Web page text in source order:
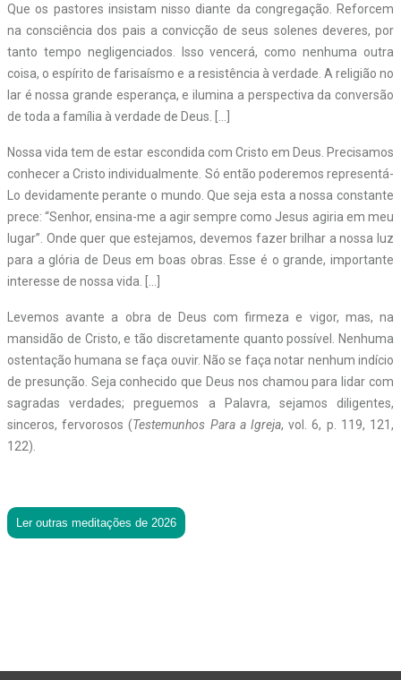
Que os pastores insistam nisso diante da congregação. Reforcem
na consciência dos pais a convicção de seus solenes deveres, por
tanto tempo negligenciados. Isso vencerá, como nenhuma outra
coisa, o espírito de farisaísmo e a resistência à verdade. A religião no
lar é nossa grande esperança, e ilumina a perspectiva da conversão
de toda a família à verdade de Deus. […]
Nossa vida tem de estar escondida com Cristo em Deus. Precisamos
conhecer a Cristo individualmente. Só então poderemos representá-
Lo devidamente perante o mundo. Que seja esta a nossa constante
prece: “Senhor, ensina-me a agir sempre como Jesus agiria em meu
lugar”. Onde quer que estejamos, devemos fazer brilhar a nossa luz
para a glória de Deus em boas obras. Esse é o grande, importante
interesse de nossa vida. […]
Levemos avante a obra de Deus com firmeza e vigor, mas, na
mansidão de Cristo, e tão discretamente quanto possível. Nenhuma
ostentação humana se faça ouvir. Não se faça notar nenhum indício
de presunção. Seja conhecido que Deus nos chamou para lidar com
sagradas verdades; preguemos a Palavra, sejamos diligentes,
sinceros, fervorosos (Testemunhos Para a Igreja, vol. 6, p. 119, 121,
122).
Ler outras meditações de 2026